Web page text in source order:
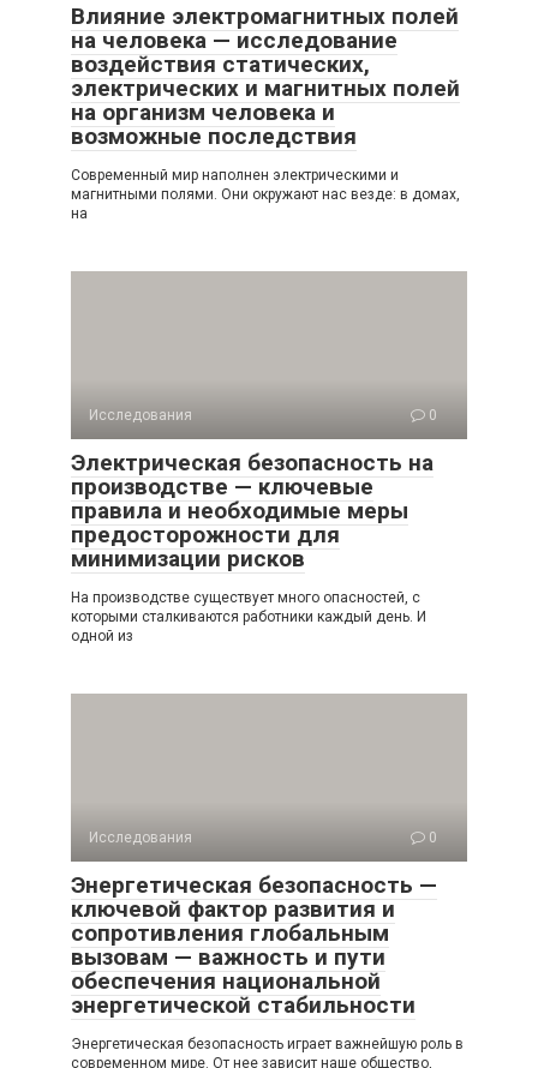
Влияние электромагнитных полей
на человека — исследование
воздействия статических,
электрических и магнитных полей
на организм человека и
возможные последствия
Современный мир наполнен электрическими и
магнитными полями. Они окружают нас везде: в домах,
на
Исследования 0
Электрическая безопасность на
производстве — ключевые
правила и необходимые меры
предосторожности для
минимизации рисков
На производстве существует много опасностей, с
которыми сталкиваются работники каждый день. И
одной из
Исследования 0
Энергетическая безопасность —
ключевой фактор развития и
сопротивления глобальным
вызовам — важность и пути
обеспечения национальной
энергетической стабильности
Энергетическая безопасность играет важнейшую роль в
современном мире. От нее зависит наше общество,